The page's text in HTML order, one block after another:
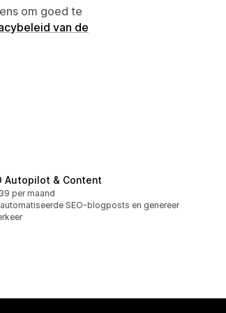
om goed te
van de
Autopilot & Content
in totaal
per maand
SEO-blogposts en genereer